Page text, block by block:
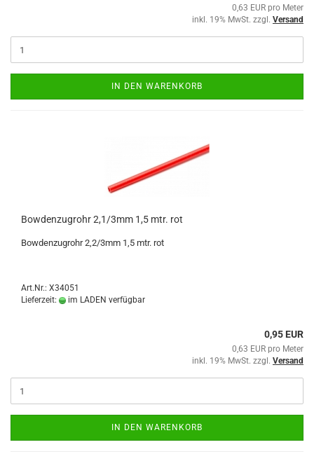
0,63 EUR pro Meter
inkl. 19% MwSt. zzgl. Versand
IN DEN WARENKORB
Bowdenzugrohr 2,1/3mm 1,5 mtr. rot
Bowdenzugrohr 2,2/3mm 1,5 mtr. rot
Art.Nr.: X34051
Lieferzeit:
im LADEN verfügbar
0,95 EUR
0,63 EUR pro Meter
inkl. 19% MwSt. zzgl. Versand
IN DEN WARENKORB